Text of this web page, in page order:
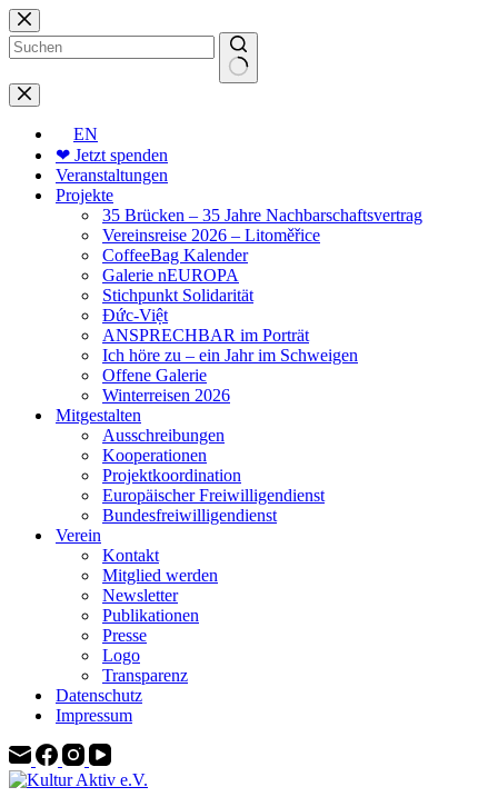
Zum
Inhalt
springen
Keine
Ergebnisse
EN
❤ Jetzt spenden
Veranstaltungen
Projekte
35 Brücken – 35 Jahre Nachbarschaftsvertrag
Vereinsreise 2026 – Litoměřice
CoffeeBag Kalender
Galerie nEUROPA
Stichpunkt Solidarität
Đức-Việt
ANSPRECHBAR im Porträt
Ich höre zu – ein Jahr im Schweigen
Offene Galerie
Winterreisen 2026
Mitgestalten
Ausschreibungen
Kooperationen
Projektkoordination
Europäischer Freiwilligendienst
Bundesfreiwilligendienst
Verein
Kontakt
Mitglied werden
Newsletter
Publikationen
Presse
Logo
Transparenz
Datenschutz
Impressum